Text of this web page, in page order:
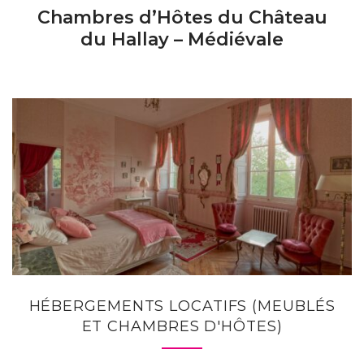
Chambres d’Hôtes du Château
du Hallay – Médiévale
HÉBERGEMENTS LOCATIFS (MEUBLÉS
ET CHAMBRES D'HÔTES)